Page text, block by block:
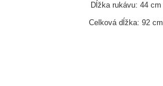
Dĺžka rukávu: 44 cm
Celková dĺžka: 92 cm